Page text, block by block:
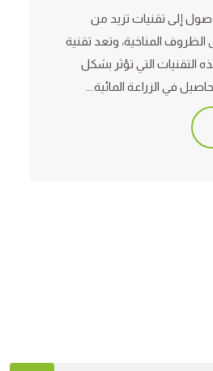
إلى تقنيات تزيد من
الظروف المناخية، وتعد تقنية
التقنيات التي تؤثر بشكل
في الزراعة المائية.…